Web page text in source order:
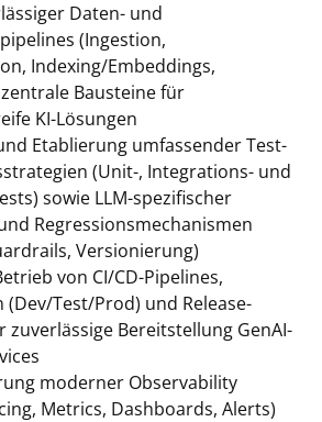
Daten- und
(Ingestion,
Indexing/Embeddings,
Bausteine für
KI-Lösungen
Etablierung umfassender Test-
(Unit-, Integrations- und
sowie LLM-spezifischer
Regressionsmechanismen
Versionierung)
von CI/CD-Pipelines,
(Dev/Test/Prod) und Release-
zuverlässige Bereitstellung GenAI-
moderner Observability
Metrics, Dashboards, Alerts)